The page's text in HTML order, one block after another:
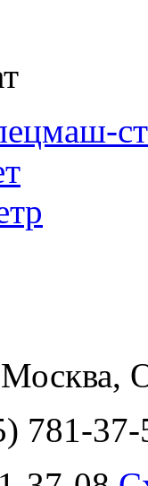
781-37-